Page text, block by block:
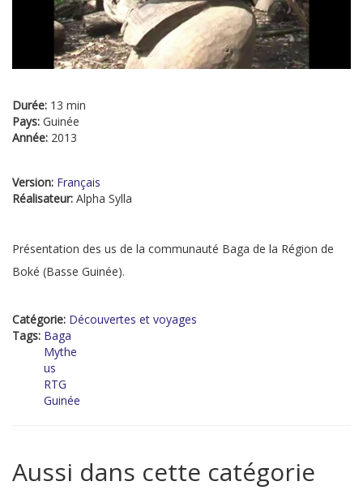
Durée: 13 min
Pays: Guinée
Année: 2013
Version: Français
Réalisateur: Alpha Sylla
Présentation des us de la communauté Baga de la Région de
Boké (Basse Guinée).
Catégorie: Découvertes et voyages
Tags: Baga
Mythe
us
RTG
Guinée
Aussi dans cette catégorie